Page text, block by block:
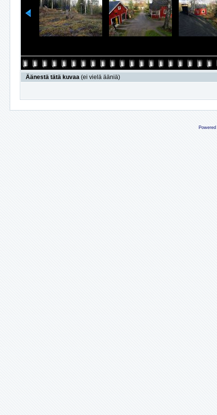
Äänestä tätä kuvaa (ei vielä ääniä)